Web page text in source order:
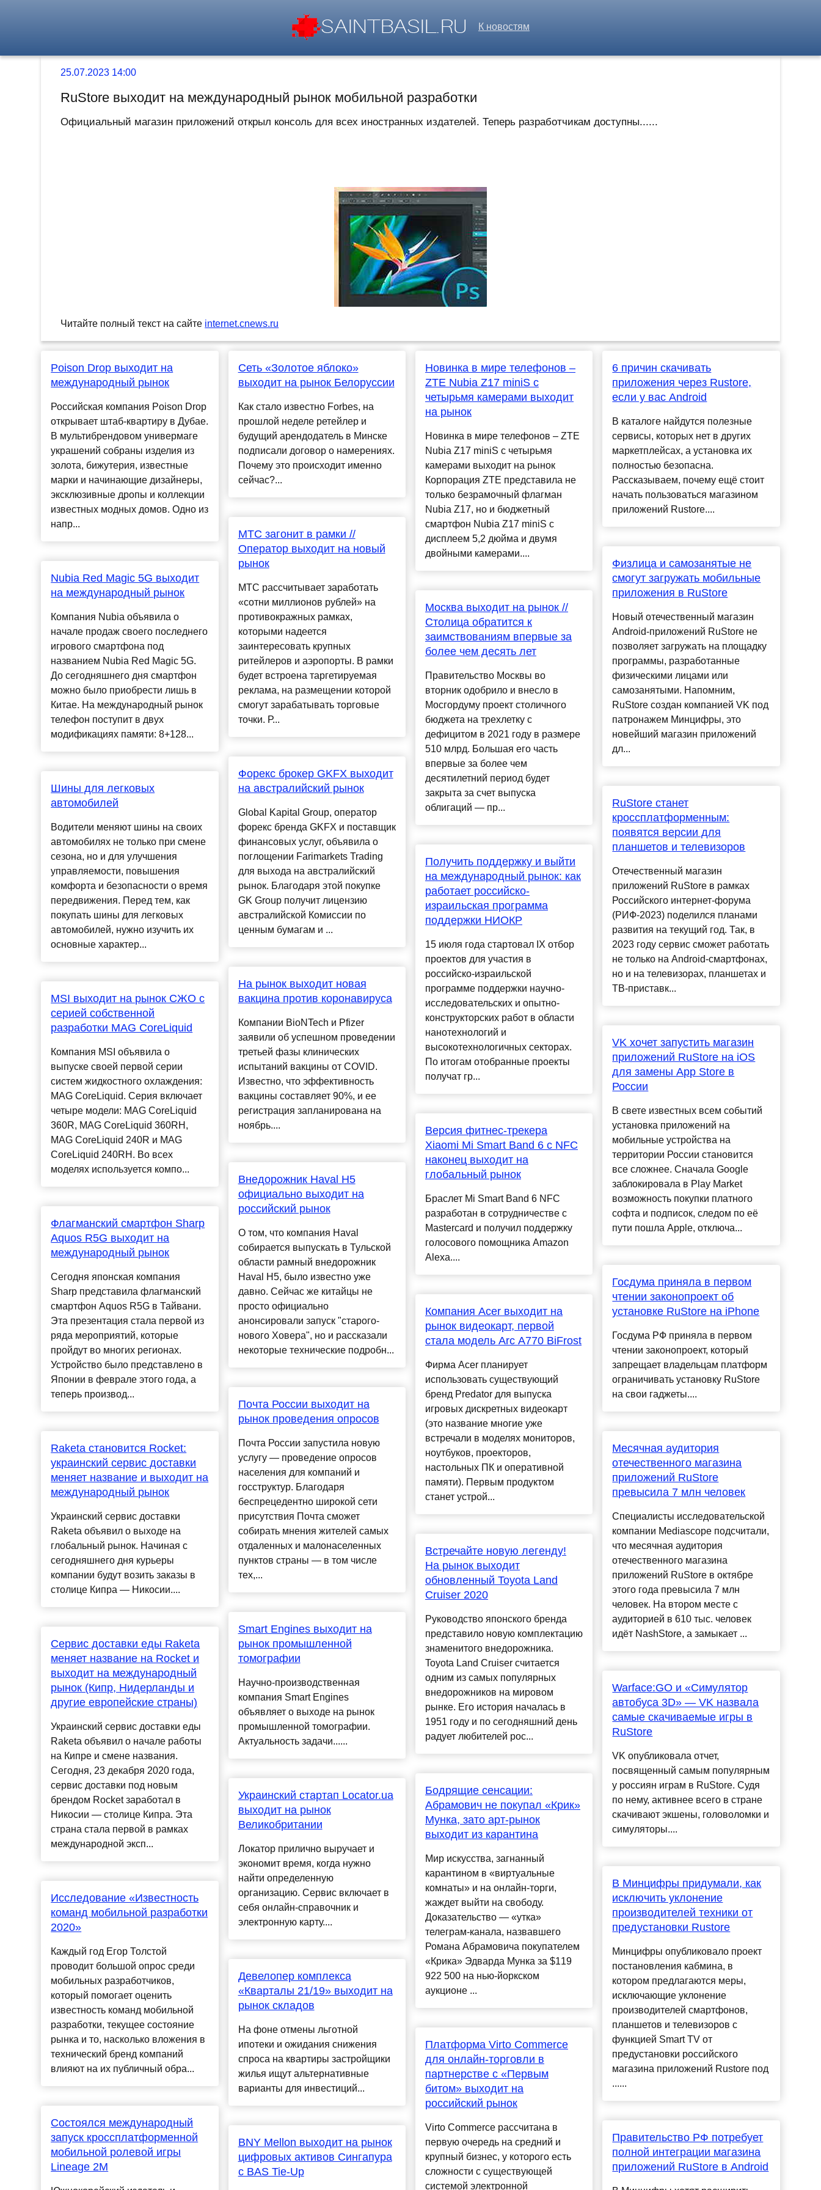
К новостям
25.07.2023 14:00
RuStore выходит на международный рынок мобильной разработки
Официальный магазин приложений открыл консоль для всех иностранных издателей. Теперь разработчикам доступны......
Читайте полный текст на сайте internet.cnews.ru
Poison Drop выходит на
международный рынок
Российская компания Poison Drop
открывает штаб-квартиру в Дубае.
В мультибрендовом универмаге
украшений собраны изделия из
золота, бижутерия, известные
марки и начинающие дизайнеры,
эксклюзивные дропы и коллекции
известных модных домов. Одно из
напр...
Nubia Red Magic 5G выходит
на международный рынок
Компания Nubia объявила о
начале продаж своего последнего
игрового смартфона под
названием Nubia Red Magic 5G.
До сегодняшнего дня смартфон
можно было приобрести лишь в
Китае. На международный рынок
телефон поступит в двух
модификациях памяти: 8+128...
Шины для легковых
автомобилей
Водители меняют шины на своих
автомобилях не только при смене
сезона, но и для улучшения
управляемости, повышения
комфорта и безопасности о время
передвижения. Перед тем, как
покупать шины для легковых
автомобилей, нужно изучить их
основные характер...
MSI выходит на рынок СЖО с
серией собственной
разработки MAG CoreLiquid
Компания MSI объявила о
выпуске своей первой серии
систем жидкостного охлаждения:
MAG CoreLiquid. Серия включает
четыре модели: MAG CoreLiquid
360R, MAG CoreLiquid 360RH,
MAG CoreLiquid 240R и MAG
CoreLiquid 240RH. Во всех
моделях используется компо...
Флагманский смартфон Sharp
Aquos R5G выходит на
международный рынок
Сегодня японская компания
Sharp представила флагманский
смартфон Aquos R5G в Тайвани.
Эта презентация стала первой из
ряда мероприятий, которые
пройдут во многих регионах.
Устройство было представлено в
Японии в феврале этого года, а
теперь производ...
Raketa становится Rocket:
украинский сервис доставки
меняет название и выходит на
международный рынок
Украинский сервис доставки
Raketa объявил о выходе на
глобальный рынок. Начиная с
сегодняшнего дня курьеры
компании будут возить заказы в
столице Кипра — Никосии....
Сервис доставки еды Raketa
меняет название на Rocket и
выходит на международный
рынок (Кипр, Нидерланды и
другие европейские страны)
Украинский сервис доставки еды
Raketa объявил о начале работы
на Кипре и смене названия.
Сегодня, 23 декабря 2020 года,
сервис доставки под новым
брендом Rocket заработал в
Никосии — столице Кипра. Эта
страна стала первой в рамках
международной эксп...
Исследование «Известность
команд мобильной разработки
2020»
Каждый год Егор Толстой
проводит большой опрос среди
мобильных разработчиков,
который помогает оценить
известность команд мобильной
разработки, текущее состояние
рынка и то, насколько вложения в
технический бренд компаний
влияют на их публичный обра...
Состоялся международный
запуск кроссплатформенной
мобильной ролевой игры
Lineage 2M
Сеть «Золотое яблоко»
выходит на рынок Белоруссии
Как стало известно Forbes, на
прошлой неделе ретейлер и
будущий арендодатель в Минске
подписали договор о намерениях.
Почему это происходит именно
сейчас?...
МТС загонит в рамки //
Оператор выходит на новый
рынок
МТС рассчитывает заработать
«сотни миллионов рублей» на
противокражных рамках,
которыми надеется
заинтересовать крупных
ритейлеров и аэропорты. В рамки
будет встроена таргетируемая
реклама, на размещении которой
смогут зарабатывать торговые
точки. Р...
Форекс брокер GKFX выходит
на австралийский рынок
Global Kapital Group, оператор
форекс бренда GKFX и поставщик
финансовых услуг, объявила о
поглощении Farimarkets Trading
для выхода на австралийский
рынок. Благодаря этой покупке
GK Group получит лицензию
австралийской Комиссии по
ценным бумагам и ...
На рынок выходит новая
вакцина против коронавируса
Компании BioNTech и Pfizer
заявили об успешном проведении
третьей фазы клинических
испытаний вакцины от COVID.
Известно, что эффективность
вакцины составляет 90%, и ее
регистрация запланирована на
ноябрь....
Внедорожник Haval H5
официально выходит на
российский рынок
О том, что компания Haval
собирается выпускать в Тульской
области рамный внедорожник
Haval H5, было известно уже
давно. Сейчас же китайцы не
просто официально
анонсировали запуск "старого-
нового Ховера", но и рассказали
некоторые технические подробн...
Почта России выходит на
рынок проведения опросов
Почта России запустила новую
услугу — проведение опросов
населения для компаний и
госструктур. Благодаря
беспрецедентно широкой сети
присутствия Почта сможет
собирать мнения жителей самых
отдаленных и малонаселенных
пунктов страны — в том числе
тех,...
Smart Engines выходит на
рынок промышленной
томографии
Научно-производственная
компания Smart Engines
объявляет о выходе на рынок
промышленной томографии.
Актуальность задачи......
Украинский стартап Locator.ua
выходит на рынок
Великобритании
Локатор прилично выручает и
экономит время, когда нужно
найти определенную
организацию. Сервис включает в
себя онлайн-справочник и
электронную карту....
Девелопер комплекса
«Кварталы 21/19» выходит на
рынок складов
На фоне отмены льготной
ипотеки и ожидания снижения
спроса на квартиры застройщики
жилья ищут альтернативные
варианты для инвестиций...
BNY Mellon выходит на рынок
цифровых активов Сингапура
с BAS Tie-Up
Новинка в мире телефонов –
ZTE Nubia Z17 miniS с
четырьмя камерами выходит
на рынок
Новинка в мире телефонов – ZTE
Nubia Z17 miniS с четырьмя
камерами выходит на рынок
Корпорация ZTE представила не
только безрамочный флагман
Nubia Z17, но и бюджетный
смартфон Nubia Z17 miniS с
дисплеем 5,2 дюйма и двумя
двойными камерами....
Москва выходит на рынок //
Столица обратится к
заимствованиям впервые за
более чем десять лет
Правительство Москвы во
вторник одобрило и внесло в
Мосгордуму проект столичного
бюджета на трехлетку с
дефицитом в 2021 году в размере
510 млрд. Большая его часть
впервые за более чем
десятилетний период будет
закрыта за счет выпуска
облигаций — пр...
Получить поддержку и выйти
на международный рынок: как
работает российско-
израильская программа
поддержки НИОКР
15 июля года стартовал IX отбор
проектов для участия в
российско-израильской
программе поддержки научно-
исследовательских и опытно-
конструкторских работ в области
нанотехнологий и
высокотехнологичных секторах.
По итогам отобранные проекты
получат гр...
Версия фитнес-трекера
Xiaomi Mi Smart Band 6 с NFC
наконец выходит на
глобальный рынок
Браслет Mi Smart Band 6 NFC
разработан в сотрудничестве с
Mastercard и получил поддержку
голосового помощника Amazon
Alexa....
Компания Acer выходит на
рынок видеокарт, первой
стала модель Arc A770 BiFrost
Фирма Acer планирует
использовать существующий
бренд Predator для выпуска
игровых дискретных видеокарт
(это название многие уже
встречали в моделях мониторов,
ноутбуков, проекторов,
настольных ПК и оперативной
памяти). Первым продуктом
станет устрой...
Встречайте новую легенду!
На рынок выходит
обновленный Toyota Land
Cruiser 2020
Руководство японского бренда
представило новую комплектацию
знаменитого внедорожника.
Toyota Land Cruiser считается
одним из самых популярных
внедорожников на мировом
рынке. Его история началась в
1951 году и по сегодняшний день
радует любителей рос...
Бодрящие сенсации:
Абрамович не покупал «Крик»
Мунка, зато арт-рынок
выходит из карантина
Мир искусства, загнанный
карантином в «виртуальные
комнаты» и на онлайн-торги,
жаждет выйти на свободу.
Доказательство — «утка»
телеграм-канала, назвавшего
Романа Абрамовича покупателем
«Крика» Эдварда Мунка за $119
922 500 на нью-йоркском
аукционе ...
Платформа Virto Commerce
для онлайн-торговли в
партнерстве с «Первым
битом» выходит на
российский рынок
Virto Commerce рассчитана в
первую очередь на средний и
крупный бизнес, у которого есть
сложности с существующей
системой электронной
6 причин скачивать
приложения через Rustore,
если у вас Android
В каталоге найдутся полезные
сервисы, которых нет в других
маркетплейсах, а установка их
полностью безопасна.
Рассказываем, почему ещё стоит
начать пользоваться магазином
приложений Rustore....
Физлица и самозанятые не
смогут загружать мобильные
приложения в RuStore
Новый отечественный магазин
Android-приложений RuStore не
позволяет загружать на площадку
программы, разработанные
физическими лицами или
самозанятыми. Напомним,
RuStore создан компанией VK под
патронажем Минцифры, это
новейший магазин приложений
дл...
RuStore станет
кроссплатформенным:
появятся версии для
планшетов и телевизоров
Отечественный магазин
приложений RuStore в рамках
Российского интернет-форума
(РИФ-2023) поделился планами
развития на текущий год. Так, в
2023 году сервис сможет работать
не только на Android-смартфонах,
но и на телевизорах, планшетах и
ТВ-приставк...
VK хочет запустить магазин
приложений RuStore на iOS
для замены App Store в
России
В свете известных всем событий
установка приложений на
мобильные устройства на
территории России становится
все сложнее. Сначала Google
заблокировала в Play Market
возможность покупки платного
софта и подписок, следом по её
пути пошла Apple, отключа...
Госдума приняла в первом
чтении законопроект об
установке RuStore на iPhone
Госдума РФ приняла в первом
чтении законопроект, который
запрещает владельцам платформ
ограничивать установку RuStore
на свои гаджеты....
Месячная аудитория
отечественного магазина
приложений RuStore
превысила 7 млн человек
Специалисты исследовательской
компании Mediascope подсчитали,
что месячная аудитория
отечественного магазина
приложений RuStore в октябре
этого года превысила 7 млн
человек. На втором месте с
аудиторией в 610 тыс. человек
идёт NashStore, а замыкает ...
Warface:GO и «Симулятор
автобуса 3D» — VK назвала
самые скачиваемые игры в
RuStore
VK опубликовала отчет,
посвященный самым популярным
у россиян играм в RuStore. Судя
по нему, активнее всего в стране
скачивают экшены, головоломки и
симуляторы....
В Минцифры придумали, как
исключить уклонение
производителей техники от
предустановки Rustore
Минцифры опубликовало проект
постановления кабмина, в
котором предлагаются меры,
исключающие уклонение
производителей смартфонов,
планшетов и телевизоров с
функцией Smart TV от
предустановки российского
магазина приложений Rustore под
......
Правительство РФ потребует
полной интеграции магазина
приложений RuStore в Android